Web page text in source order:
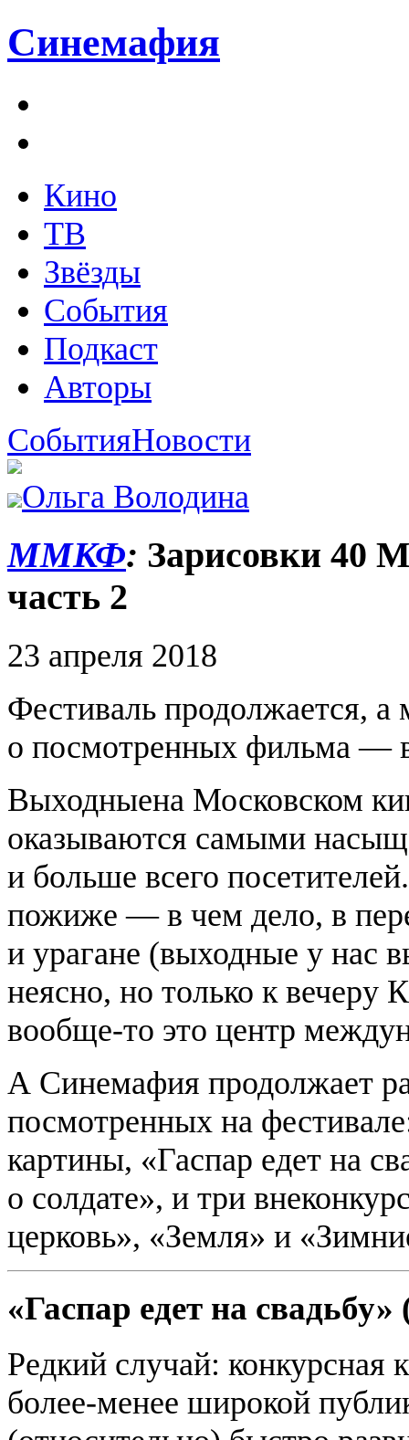
Синемафия
Кино
ТВ
Звёзды
События
Подкаст
Авторы
СобытияНовости
Ольга Володина
ММКФ: Зарисовки 40
часть 2
23 апреля 2018
Фестиваль продолжается,
о посмотренных фильма — в
Выходныена Московском
оказываются самыми
и больше всего
пожиже — в чем дело, в
и урагане (выходные у
неясно, но только к вечеру
вообще-то это центр
А Синемафия продолжает
посмотренных на
картины, «Гаспар едет на
о солдате», и три
церковь», «Земля» и
«Гаспар едет на
Редкий случай: конкурсная
более-менее широкой